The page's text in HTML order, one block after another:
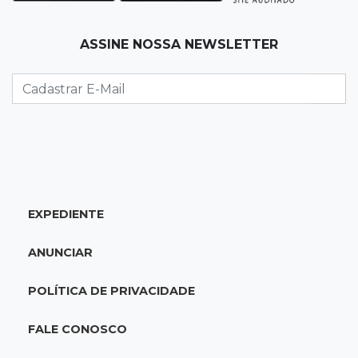
Eleitorado aprova teste da urna, mas diz que
colinha será "fundamental"
Escolas municipais lideram notas do Ensino
ASSINE NOSSA NEWSLETTER
EXPEDIENTE
ANUNCIAR
POLÍTICA DE PRIVACIDADE
FALE CONOSCO